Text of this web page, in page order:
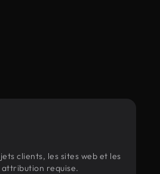
clients, les sites web et les
attribution requise.